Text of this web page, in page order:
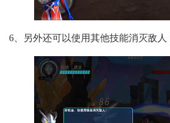
6、另外还可以使用其他技能消灭敌人